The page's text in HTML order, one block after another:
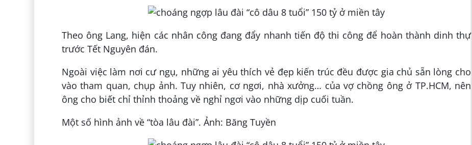
Theo ông Lang, hiện các nhân công đang đẩy nhanh tiến độ thi công để hoàn thành dinh thự
trước Tết Nguyên đán.
Ngoài việc làm nơi cư ngụ, những ai yêu thích vẻ đẹp kiến trúc đều được gia chủ sẵn lòng cho
vào tham quan, chụp ảnh. Tuy nhiên, cơ ngơi, nhà xưởng… của vợ chồng ông ở TP.HCM, nên
ông cho biết chỉ thỉnh thoảng về nghỉ ngơi vào những dịp cuối tuần.
Một số hình ảnh về “tòa lâu đài”. Ảnh: Băng Tuyền